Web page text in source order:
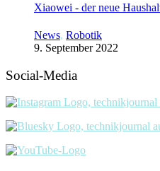
Xiaowei - der neue
News, Robotik
9. September 2022
Social-Media